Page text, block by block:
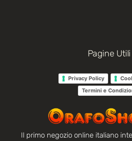
Pagine Utili
Privacy Policy
Termini e
Il primo negozio online italiano